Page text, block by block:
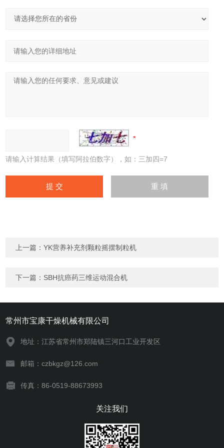
请输入计算结果（填写阿拉伯数字），如：三加四=7
上一篇：YK营养补充剂颗粒摇摆制粒机
下一篇： SBH抗癌药三维运动混合机
常州市宝康干燥机械有限公司
地址：江苏省常州市郑陆镇三河口工业开发区
邮箱：czbkgz@126.com
传真：86-0519-88673993
关注我们